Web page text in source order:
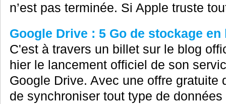
n’est pas terminée. Si Apple truste
Google Drive : 5 Go de stockage
C'est à travers un billet sur le blog
hier le lancement officiel de son
Google Drive. Avec une offre gratuite
de synchroniser tout type de